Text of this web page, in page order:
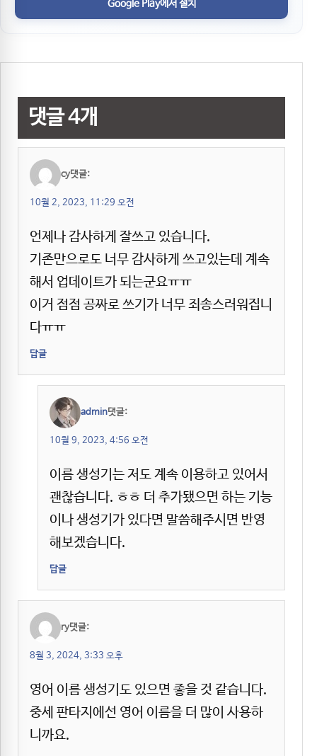
Google Play에서 설치
댓글 4개
cy댓글:
10월 2, 2023, 11:29 오전
언제나 감사하게 잘쓰고 있습니다.
기존만으로도 너무 감사하게 쓰고있는데 계속
해서 업데이트가 되는군요ㅠㅠ
이거 점점 공짜로 쓰기가 너무 죄송스러워집니
다ㅠㅠ
답글
admin댓글:
10월 9, 2023, 4:56 오전
이름 생성기는 저도 계속 이용하고 있어서
괜찮습니다. ㅎㅎ 더 추가됐으면 하는 기능
이나 생성기가 있다면 말씀해주시면 반영
해보겠습니다.
답글
ry댓글:
8월 3, 2024, 3:33 오후
영어 이름 생성기도 있으면 좋을 것 같습니다.
중세 판타지에선 영어 이름을 더 많이 사용하
니까요.